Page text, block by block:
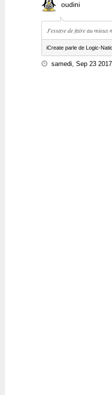
oudini
J'essaye de faire au mieux
iCreate parle de Logic-
samedi, Sep 23